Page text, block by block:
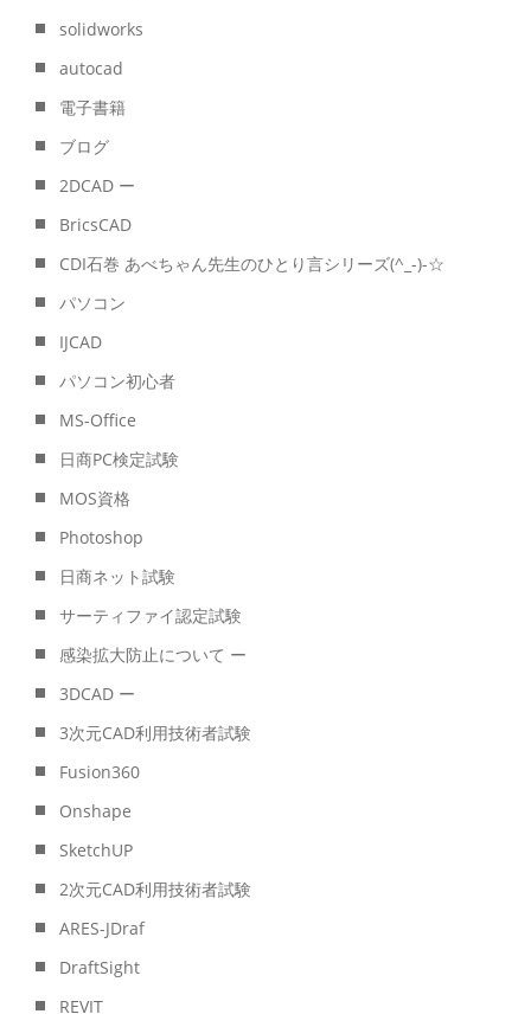
solidworks
autocad
電子書籍
ブログ
2DCAD ー
BricsCAD
CDI石巻 あべちゃん先生のひとり言シリーズ(^_-)-☆
パソコン
IJCAD
パソコン初心者
MS-Office
日商PC検定試験
MOS資格
Photoshop
日商ネット試験
サーティファイ認定試験
感染拡大防止について ー
3DCAD ー
3次元CAD利用技術者試験
Fusion360
Onshape
SketchUP
2次元CAD利用技術者試験
ARES-JDraf
DraftSight
REVIT